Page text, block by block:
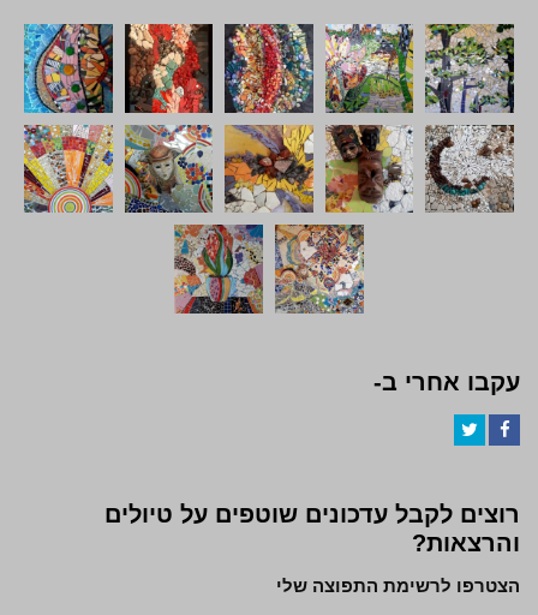
עקבו אחרי ב-
רוצים לקבל עדכונים שוטפים על טיולים
והרצאות?
הצטרפו לרשימת התפוצה שלי